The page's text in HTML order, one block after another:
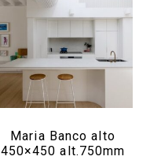
Maria Banco alto
450×450 alt.750mm